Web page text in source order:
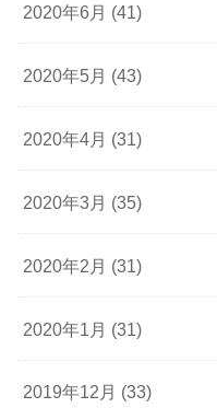
2020年6月 (41)
2020年5月 (43)
2020年4月 (31)
2020年3月 (35)
2020年2月 (31)
2020年1月 (31)
2019年12月 (33)